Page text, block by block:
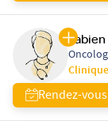
Rendez-vous